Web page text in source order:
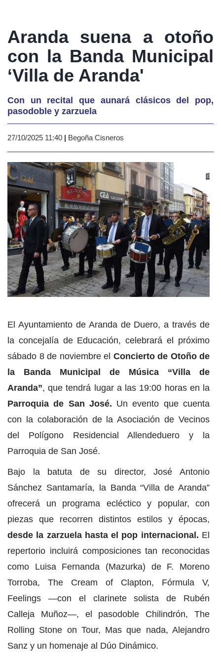
Aranda suena a otoño
con la Banda Municipal
‘Villa de Aranda'
Con un recital que aunará clásicos del pop,
pasodoble y zarzuela
27/10/2025 11:40 | Begoña Cisneros
El Ayuntamiento de Aranda de Duero, a través de
la concejalía de Educación, celebrará el próximo
sábado 8 de noviembre el Concierto de Otoño de
la Banda Municipal de Música “Villa de
Aranda”, que tendrá lugar a las 19:00 horas en la
Parroquia de San José. Un evento que cuenta
con la colaboración de la Asociación de Vecinos
del Polígono Residencial Allendeduero y la
Parroquia de San José.
Bajo la batuta de su director, José Antonio
Sánchez Santamaría, la Banda “Villa de Aranda”
ofrecerá un programa ecléctico y popular, con
piezas que recorren distintos estilos y épocas,
desde la zarzuela hasta el pop internacional. El
repertorio incluirá composiciones tan reconocidas
como Luisa Fernanda (Mazurka) de F. Moreno
Torroba, The Cream of Clapton, Fórmula V,
Feelings —con el clarinete solista de Rubén
Calleja Muñoz—, el pasodoble Chilindrón, The
Rolling Stone on Tour, Mas que nada, Alejandro
Sanz y un homenaje al Dúo Dinámico.